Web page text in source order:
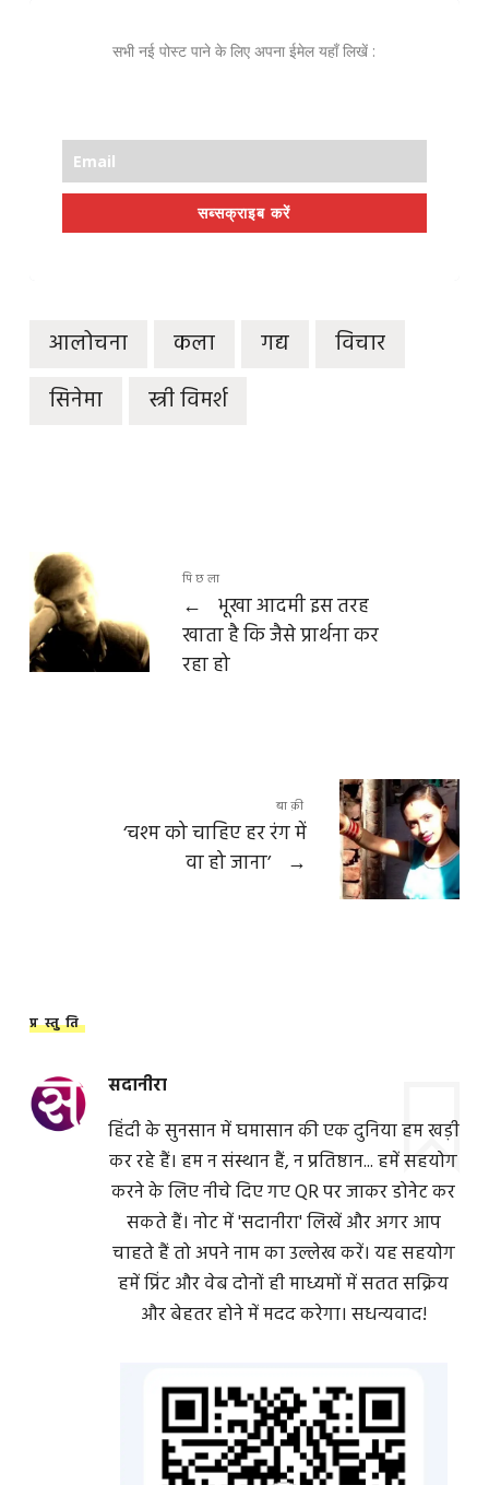
सभी नई पोस्ट पाने के लिए अपना ईमेल यहाँ लिखें :
सब्सक्राइब करें
आलोचना कला गद्य
विचार
सिनेमा
स्त्री विमर्श
पिछला
←
भूखा आदमी इस तरह
खाता है कि जैसे प्रार्थना कर
रहा हो
बाक़ी
‘चश्म को चाहिए हर रंग में
वा हो जाना’ →
प्रस्तुति
सदानीरा
हिंदी के सुनसान में घमासान की एक दुनिया हम खड़ी
कर रहे हैं। हम न संस्थान हैं, न प्रतिष्ठान... हमें सहयोग
करने के लिए नीचे दिए गए QR पर जाकर डोनेट कर
सकते हैं। नोट में 'सदानीरा' लिखें और अगर आप
चाहते हैं तो अपने नाम का उल्लेख करें। यह सहयोग
हमें प्रिंट और वेब दोनों ही माध्यमों में सतत सक्रिय
और बेहतर होने में मदद करेगा। सधन्यवाद!